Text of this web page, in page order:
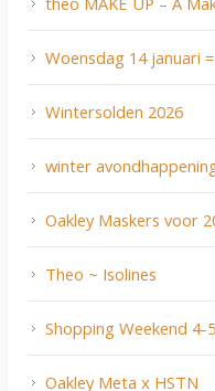
Woensdag 14 januari
Wintersolden 2026
winter
Oakley Maskers voor
Theo ~ Isolines
Shopping Weekend
Oakley Meta x HSTN